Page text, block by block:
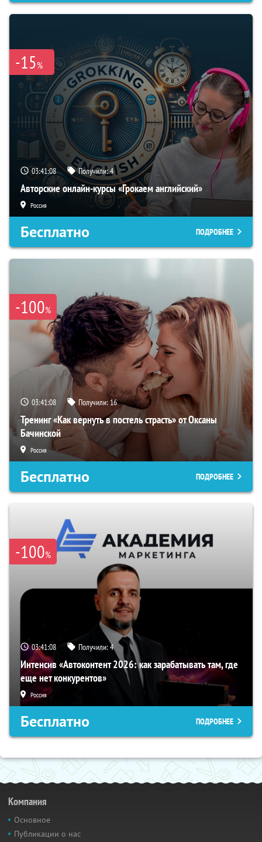
-15%
03:41:07 Получили:4
Авторские онлайн-курсы «Грокаем английский»
Россия
Бесплатно ПОДРОБНЕЕ
-100%
03:41:07 Получили:16
Тренинг «Как вернуть в постель страсть» от Оксаны
Бачинской
Россия
Бесплатно ПОДРОБНЕЕ
-100%
03:41:07 Получили:4
Интенсив «Автоконтент 2026: как зарабатывать там, где
еще нет конкурентов»
Россия
Бесплатно ПОДРОБНЕЕ
Компания
Основное
Публикации о нас